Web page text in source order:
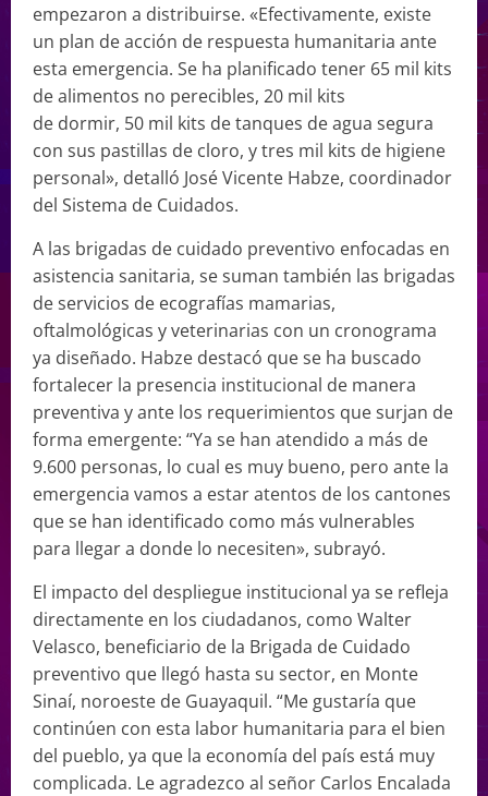
empezaron a distribuirse. «Efectivamente, existe
un plan de acción de respuesta humanitaria ante
esta emergencia. Se ha planificado tener 65 mil kits
de alimentos no perecibles, 20 mil kits
de dormir, 50 mil kits de tanques de agua segura
con sus pastillas de cloro, y tres mil kits de higiene
personal», detalló José Vicente Habze, coordinador
del Sistema de Cuidados.
A las brigadas de cuidado preventivo enfocadas en
asistencia sanitaria, se suman también las brigadas
de servicios de ecografías mamarias,
oftalmológicas y veterinarias con un cronograma
ya diseñado. Habze destacó que se ha buscado
fortalecer la presencia institucional de manera
preventiva y ante los requerimientos que surjan de
forma emergente: “Ya se han atendido a más de
9.600 personas, lo cual es muy bueno, pero ante la
emergencia vamos a estar atentos de los cantones
que se han identificado como más vulnerables
para llegar a donde lo necesiten», subrayó.
El impacto del despliegue institucional ya se refleja
directamente en los ciudadanos, como Walter
Velasco, beneficiario de la Brigada de Cuidado
preventivo que llegó hasta su sector, en Monte
Sinaí, noroeste de Guayaquil. “Me gustaría que
continúen con esta labor humanitaria para el bien
del pueblo, ya que la economía del país está muy
complicada. Le agradezco al señor Carlos Encalada